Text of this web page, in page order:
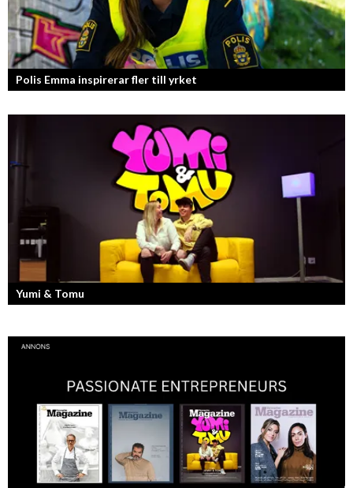
Polis Emma inspirerar fler till yrket
Yumi & Tomu
Läs mer om deras liv som YouTubers och Entreprenörer